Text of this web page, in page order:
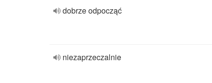
dobrze odpocząć
niezaprzeczalnie